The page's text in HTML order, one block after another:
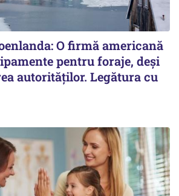
O firmă americană
pentru foraje, deși
autorităților. Legătura cu